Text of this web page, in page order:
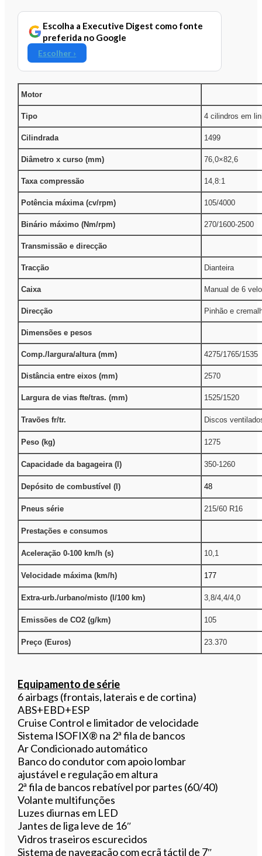
Escolha a Executive Digest como fonte
preferida no Google
Escolher ›
Motor
Tipo 4 cilindros em
Cilindrada 1499
Diâmetro x curso (mm) 76,0×82,6
Taxa compressão 14,8:1
Potência máxima (cv/rpm) 105/4000
Binário máximo (Nm/rpm) 270/1600-2500
Transmissão e direcção
Tracção Dianteira
Caixa Manual de 6
Direcção Pinhão e
Dimensões e pesos
Comp./largura/altura (mm) 4275/1765/1535
Distância entre eixos (mm) 2570
Largura de vias fte/tras. (mm) 1525/1520
Travões fr/tr. Discos
Peso (kg) 1275
Capacidade da bagageira (l) 350-1260
Depósito de combustível (l) 48
Pneus série 215/60 R16
Prestações e consumos
Aceleração 0-100 km/h (s) 10,1
Velocidade máxima (km/h) 177
Extra-urb./urbano/misto (l/100 km) 3,8/4,4/4,0
Emissões de CO2 (g/km) 105
Preço (Euros) 23.370
Equipamento de série
6 airbags (frontais, laterais e de cortina)
ABS+EBD+ESP
Cruise Control e limitador de velocidade
Sistema ISOFIX® na 2ª fila de bancos
Ar Condicionado automático
Banco do condutor com apoio lombar
ajustável e regulação em altura
2ª fila de bancos rebatível por partes (60/40)
Volante multifunções
Luzes diurnas em LED
Jantes de liga leve de 16″
Vidros traseiros escurecidos
Sistema de navegação com ecrã táctil de 7″